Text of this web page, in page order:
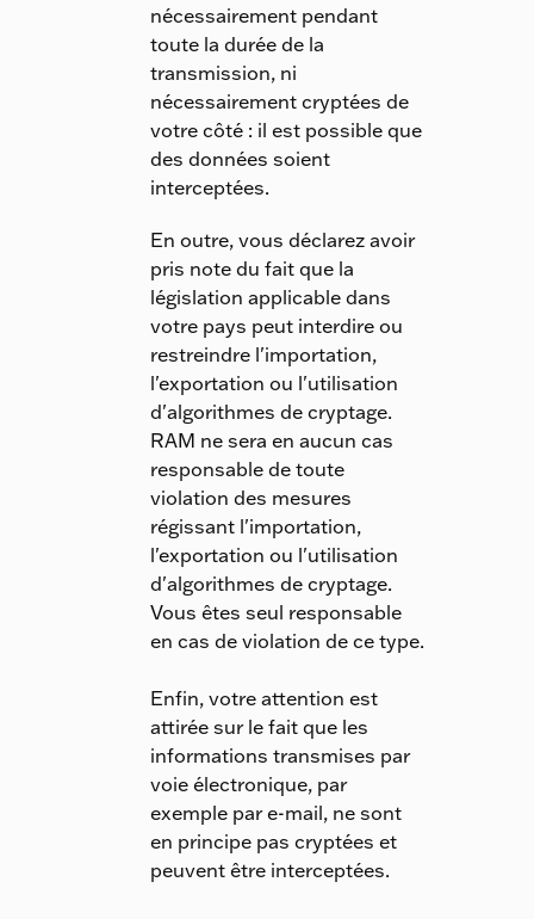
nécessairement pendant
toute la durée de la
transmission, ni
nécessairement cryptées de
votre côté : il est possible que
des données soient
interceptées.
En outre, vous déclarez avoir
pris note du fait que la
législation applicable dans
votre pays peut interdire ou
restreindre l'importation,
l'exportation ou l'utilisation
d'algorithmes de cryptage.
RAM ne sera en aucun cas
responsable de toute
violation des mesures
régissant l'importation,
l'exportation ou l'utilisation
d'algorithmes de cryptage.
Vous êtes seul responsable
en cas de violation de ce type.
Enfin, votre attention est
attirée sur le fait que les
informations transmises par
voie électronique, par
exemple par e-mail, ne sont
en principe pas cryptées et
peuvent être interceptées.